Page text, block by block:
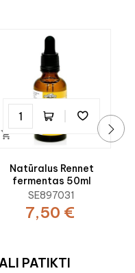

Natūralus Rennet
fermentas 50ml
SE897031
7,50 €
PATIKTI